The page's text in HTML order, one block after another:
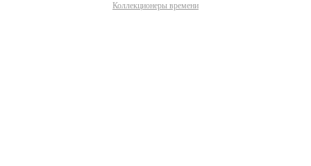
Коллекционеры времени